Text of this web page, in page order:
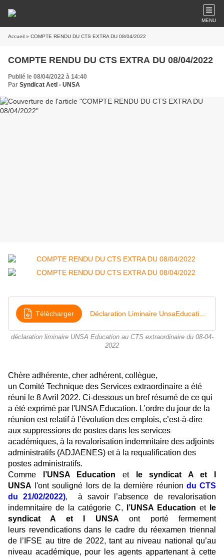
MENU
Accueil » COMPTE RENDU DU CTS EXTRA DU 08/04/2022
COMPTE RENDU DU CTS EXTRA DU 08/04/2022
Publié le 08/04/2022 à 14:40
Par Syndicat AetI - UNSA
Télécharger
déclaration liminaire UNSA Education au CTS extraordinaire du 08-04-
2022
Chère adhérente, cher adhérent, collègue,
un Comité Technique des Services extraordinaire a été
réuni le 8 Avril 2022. Ci-dessous un bref résumé de ce qui
a été exprimé par l'UNSA Education. L’ordre du jour de la
réunion est relatif à l’évolution des emplois, c’est-à-dire
aux suppressions de postes dans les services
académiques, à la revalorisation indemnitaire des adjoints
administratifs (ADJAENES) et à la requalification des
postes administratifs.
Comme
l’UNSA Education et
le syndicat A et I
UNSA l'ont souligné lors de la dernière réunion du CTS
du 21/02/2022), à savoir l’absence de revalorisation
indemnitaire de la catégorie C,
l’UNSA Education et le
syndicat A et I UNSA ont porté fermement
leurs revendications dans le cadre du réexamen triennal
de l’IFSE au titre de 2022, tant au niveau national qu’au
niveau académique, pour les agents appartenant à cette